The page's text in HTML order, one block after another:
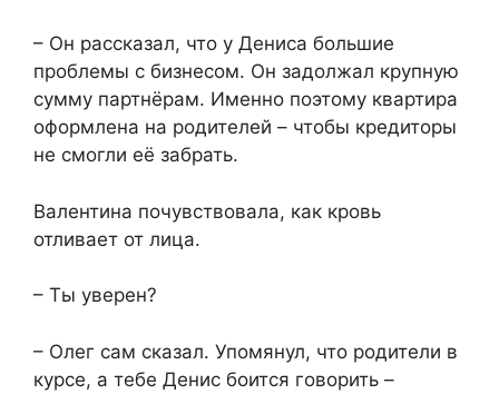
– Он рассказал, что у Дениса большие
проблемы с бизнесом. Он задолжал крупную
сумму партнёрам. Именно поэтому квартира
оформлена на родителей – чтобы кредиторы
не смогли её забрать.
Валентина почувствовала, как кровь
отливает от лица.
– Ты уверен?
– Олег сам сказал. Упомянул, что родители в
курсе, а тебе Денис боится говорить –